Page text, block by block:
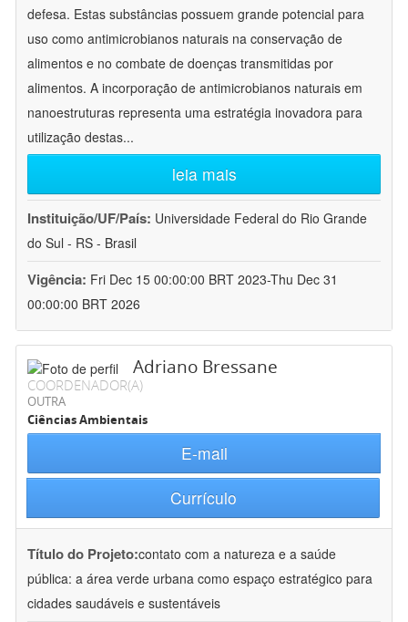
defesa. Estas substâncias possuem grande potencial para
uso como antimicrobianos naturais na conservação de
alimentos e no combate de doenças transmitidas por
alimentos. A incorporação de antimicrobianos naturais em
nanoestruturas representa uma estratégia inovadora para
utilização destas...
leia mais
Instituição/UF/País: Universidade Federal do Rio Grande
do Sul - RS - Brasil
Vigência: Fri Dec 15 00:00:00 BRT 2023-Thu Dec 31
00:00:00 BRT 2026
Adriano Bressane
COORDENADOR(A)
OUTRA
Ciências Ambientais
E-mail
Currículo
Título do Projeto:contato com a natureza e a saúde
pública: a área verde urbana como espaço estratégico para
cidades saudáveis e sustentáveis